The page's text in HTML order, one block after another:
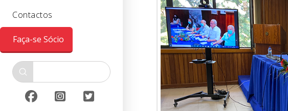
Contactos
Faça-se Sócio
Search
Submit